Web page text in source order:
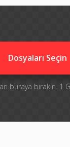
Dosyaları Seçin
buraya bırakın.